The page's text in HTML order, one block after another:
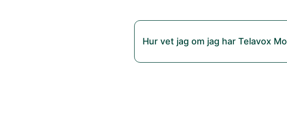
Hur vet jag om jag har Telavox